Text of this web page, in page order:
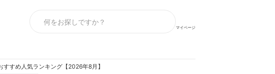
マイページ
すすめ人気ランキング【2026年8月】